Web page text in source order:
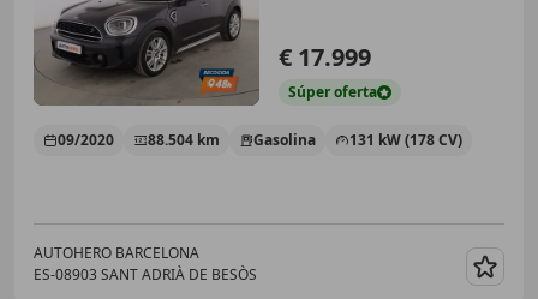
€ 17.999
Súperoferta
09/2020 88.504 km Gasolina 131 kW (178 CV)
AUTOHERO BARCELONA
ES-08903 SANT ADRIÀ DE BESÒS